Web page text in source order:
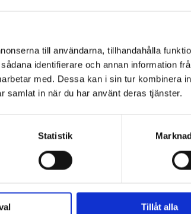
till användarna, tillhandahålla
identifierare och annan information
med. Dessa kan i sin tur kombinera
samlat in när du har använt deras tjänster.
Statistik
Tillåt alla
delar och lackering , även för